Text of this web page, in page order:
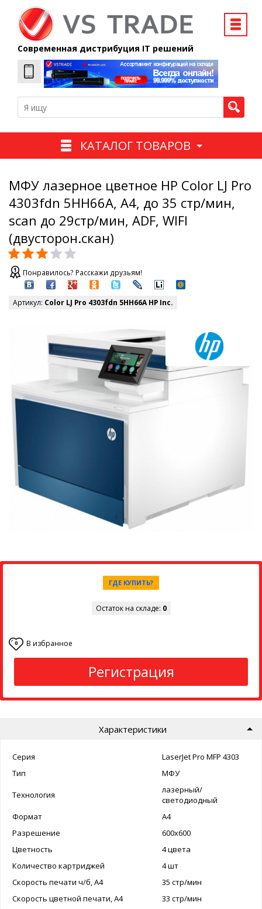
Современная дистрибуция IT решений
КАТАЛОГ ТОВАРОВ
МФУ лазерное цветное HP Color LJ Pro
4303fdn 5HH66A, А4, до 35 стр/мин,
scan до 29стр/мин, ADF, WIFI
(двусторон.скан)
Понравилось? Расскажи друзьям!
Артикул: Color LJ Pro 4303fdn 5HH66A HP Inc.
ГДЕ КУПИТЬ?
Остаток на складе: 0
0 В избранное
Регистрация
Характеристики
Серия
LaserJet Pro MFP 4303
Тип
МФУ
Технология
лазерный/
светодиодный
Формат
А4
Разрешение
600x600
Цветность
4 цвета
Количество картриджей
4 шт
Скорость печати ч/б, A4
35 стр/мин
Скорость цветной печати, A4
33 стр/мин